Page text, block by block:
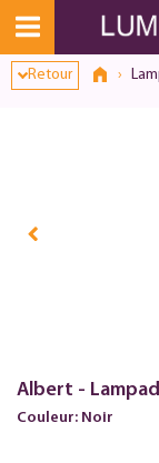
Retour
Albert -
Couleur: Noir